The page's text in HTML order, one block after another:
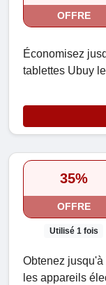
OFFRE
Économisez
tablettes Ubuy
35%
OFFRE
Utilisé 1 fois
Obtenez
les appareils